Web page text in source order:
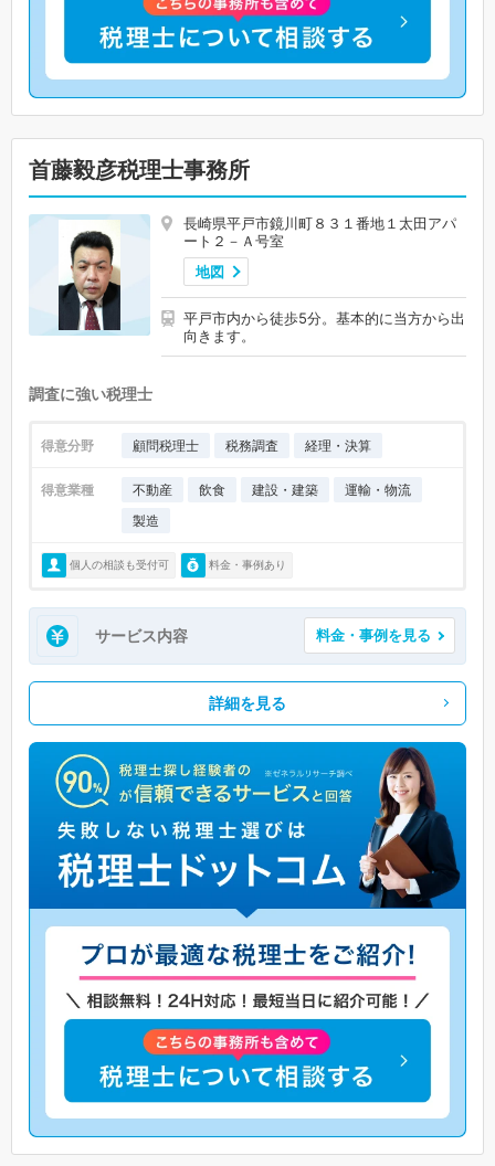
首藤毅彦税理士事務所
長崎県平戸市鏡川町８３１番地１太田アパ
ート２－Ａ号室
地図
平戸市内から徒歩5分。基本的に当方から出
向きます。
調査に強い税理士
得意分野 顧問税理士 税務調査 経理・決算
得意業種 不動産 飲食 建設・建築
運輸・物流
製造
個人の相談も受付可 料金・事例あり
サービス内容 料金・事例を見る
詳細を見る